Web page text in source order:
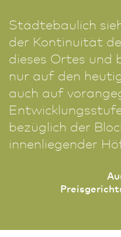
Städtebaulich
der Kontinuität
dieses Ortes und
nur auf den
auch auf
bezüglich der
innenliegender